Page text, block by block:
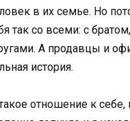
в их семье. Но
так со всеми: с братом,
А продавцы и
история.
отношение к себе,